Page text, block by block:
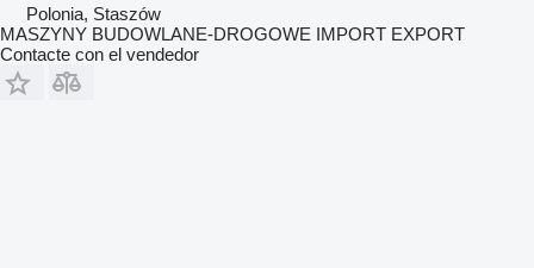
Polonia, Staszów
MASZYNY BUDOWLANE-DROGOWE IMPORT EXPORT
Contacte con el vendedor